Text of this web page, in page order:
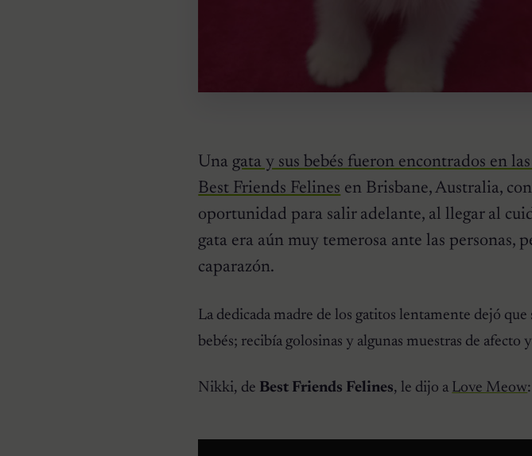
Una gata y sus bebés fueron encontrados en
Best Friends Felines en Brisbane, Australia,
oportunidad para salir adelante, al llegar al
gata era aún muy temerosa ante las personas,
caparazón.
La dedicada madre de los gatitos lentamente dejó que
bebés; recibía golosinas y algunas muestras de afecto
Nikki, de Best Friends Felines, le dijo a Love Meow: